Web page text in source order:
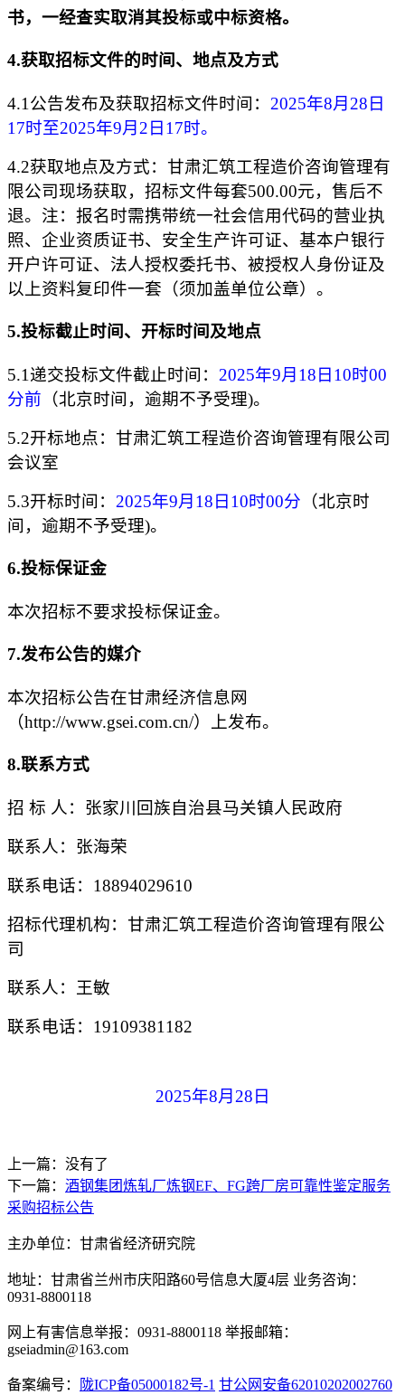
书， 一经查实取消其投标或中标资格。
4.获取招标文件的时间、地点及方式
4.1公告发布及获取招标文件时间： 2025年8月 28 日
17时至2025年9月 2 日 17时。
4.2获取地点及方式： 甘肃汇筑工程造价咨询管理有
限公司现场获取，招标文件每套500.00元，售后不
退。 注： 报名时需携带统一社会信用代码的营业执
照、企业资质证书、安全生产许可证、基本户银行
开户许可证、法人授权委托书、被授权人身份证及
以上资料复印件一套（须加盖单位公章） 。
5.投标截止时间、开标时间及地点
5.1递交投标文件截止时间： 2025年9月 18 日 10时00
分前 （北京时间，逾期不予受理)。
5.2开标地点： 甘肃汇筑工程造价咨询管理有限公司
会议室
5.3开标时间： 2025年9月 18 日 10时00分 （北京时
间，逾期不予受理)。
6.投标保证金
本次招标不要求投标保证金。
7.发布公告的媒介
本次招标公告在甘肃经济信息网
（http://www.gsei.com.cn/）上发布。
8.联系方式
招 标 人：张家川回族自治县马关镇人民政府
联系人： 张海荣
联系电话： 18894029610
招标代理机构：甘肃汇筑工程造价咨询管理有限公
司
联系人：王敏
联系电话： 19109381182
2025年8月 28日
上一篇：没有了
下一篇： 酒钢集团炼轧厂炼钢EF、FG跨厂房可靠性鉴定服务
采购招标公告
主办单位：甘肃省经济研究院
地址：甘肃省兰州市庆阳路60号信息大厦4层 业务咨询：
0931-8800118
网上有害信息举报：0931-8800118 举报邮箱：
gseiadmin@163.com
备案编号： 陇ICP备05000182号-1 甘公网安备62010202002760